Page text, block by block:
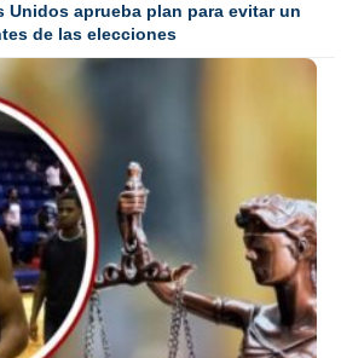
Unidos aprueba plan para evitar un
de las elecciones